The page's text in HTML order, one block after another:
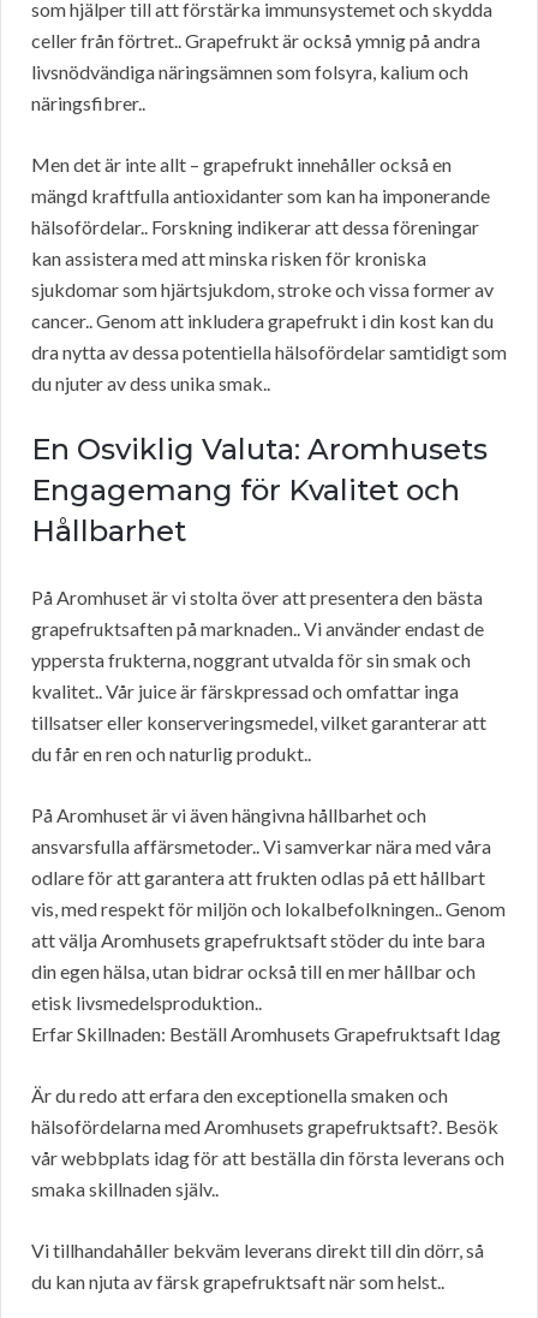
som hjälper till att förstärka immunsystemet och skydda
celler från förtret.. Grapefrukt är också ymnig på andra
livsnödvändiga näringsämnen som folsyra, kalium och
näringsfibrer..
Men det är inte allt – grapefrukt innehåller också en
mängd kraftfulla antioxidanter som kan ha imponerande
hälsofördelar.. Forskning indikerar att dessa föreningar
kan assistera med att minska risken för kroniska
sjukdomar som hjärtsjukdom, stroke och vissa former av
cancer.. Genom att inkludera grapefrukt i din kost kan du
dra nytta av dessa potentiella hälsofördelar samtidigt som
du njuter av dess unika smak..
En Osviklig Valuta: Aromhusets
Engagemang för Kvalitet och
Hållbarhet
På Aromhuset är vi stolta över att presentera den bästa
grapefruktsaften på marknaden.. Vi använder endast de
yppersta frukterna, noggrant utvalda för sin smak och
kvalitet.. Vår juice är färskpressad och omfattar inga
tillsatser eller konserveringsmedel, vilket garanterar att
du får en ren och naturlig produkt..
På Aromhuset är vi även hängivna hållbarhet och
ansvarsfulla affärsmetoder.. Vi samverkar nära med våra
odlare för att garantera att frukten odlas på ett hållbart
vis, med respekt för miljön och lokalbefolkningen.. Genom
att välja Aromhusets grapefruktsaft stöder du inte bara
din egen hälsa, utan bidrar också till en mer hållbar och
etisk livsmedelsproduktion..
Erfar Skillnaden: Beställ Aromhusets Grapefruktsaft Idag
Är du redo att erfara den exceptionella smaken och
hälsofördelarna med Aromhusets grapefruktsaft?. Besök
vår webbplats idag för att beställa din första leverans och
smaka skillnaden själv..
Vi tillhandahåller bekväm leverans direkt till din dörr, så
du kan njuta av färsk grapefruktsaft när som helst..